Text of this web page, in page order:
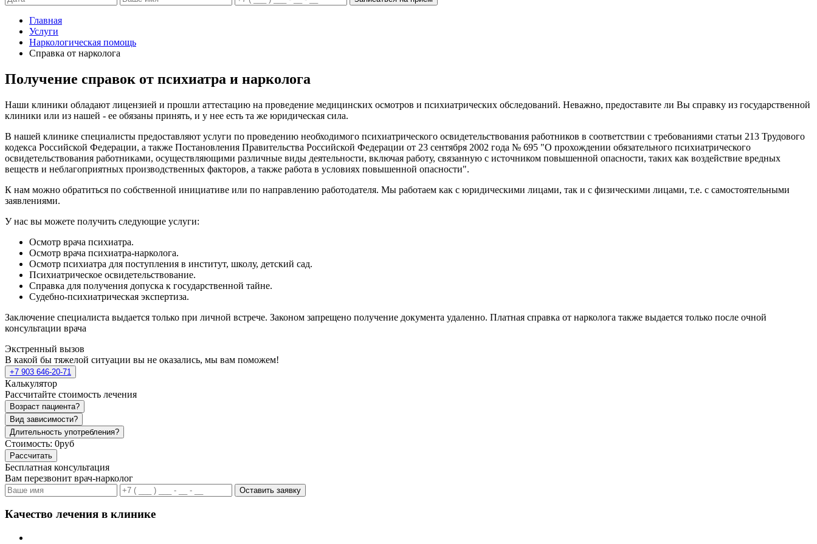
Главная
Услуги
Наркологическая помощь
Справка от нарколога
Получение справок от психиатра и нарколога
Наши клиники обладают лицензией и прошли аттестацию на проведение медицинских осмотров и психиатрических обследований. Неважно, предоставите ли Вы справку из государственной
клиники или из нашей - ее обязаны принять, и у нее есть та же юридическая сила.
В нашей клинике специалисты предоставляют услуги по проведению необходимого психиатрического освидетельствования работников в соответствии с требованиями статьи 213 Трудового
кодекса Российской Федерации, а также Постановления Правительства Российской Федерации от 23 сентября 2002 года № 695 "О прохождении обязательного психиатрического
освидетельствования работниками, осуществляющими различные виды деятельности, включая работу, связанную с источником повышенной опасности, таких как воздействие вредных
веществ и неблагоприятных производственных факторов, а также работа в условиях повышенной опасности".
К нам можно обратиться по собственной инициативе или по направлению работодателя. Мы работаем как с юридическими лицами, так и с физическими лицами, т.е. с самостоятельными
заявлениями.
У нас вы можете получить следующие услуги:
Осмотр врача психиатра.
Осмотр врача психиатра-нарколога.
Осмотр психиатра для поступления в институт, школу, детский сад.
Психиатрическое освидетельствование.
Справка для получения допуска к государственной тайне.
Судебно-психиатрическая экспертиза.
Заключение специалиста выдается только при личной встрече. Законом запрещено получение документа удаленно. Платная справка от нарколога также выдается только после очной
консультации врача
Экстренный вызов
В какой бы тяжелой ситуации вы не оказались, мы вам поможем!
+7 903 646-20-71
Калькулятор
Рассчитайте стоимость лечения
Возраст пациента?
Вид зависимости?
Длительность употребления?
Стоимость: 0руб
Рассчитать
Бесплатная консультация
Вам перезвонит врач-нарколог
Оставить заявку
Качество лечения в клинике